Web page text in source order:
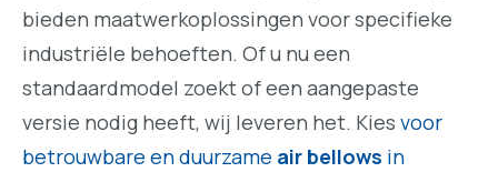
bieden maatwerkoplossingen voor specifieke
industriële behoeften. Of u nu een
standaardmodel zoekt of een aangepaste
versie nodig heeft, wij leveren het. Kies voor
betrouwbare en duurzame air bellows in